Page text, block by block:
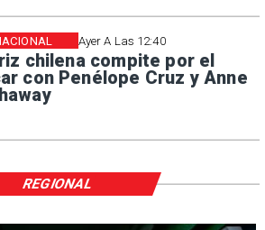
Ayer A Las 12:40
chilena compite por el
con Penélope Cruz y Anne
REGIONAL